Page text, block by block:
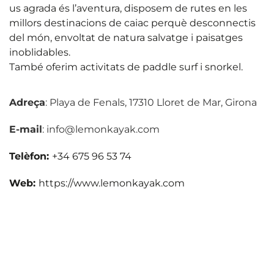
us agrada és l’aventura, disposem de rutes en les
millors destinacions de caiac perquè desconnectis
del món, envoltat de natura salvatge i paisatges
inoblidables.
També oferim activitats de paddle surf i snorkel.
Adreça: Playa de Fenals, 17310 Lloret de Mar, Girona
E-mail: info@lemonkayak.com
Telèfon: +34 675 96 53 74
Web: https://www.lemonkayak.com